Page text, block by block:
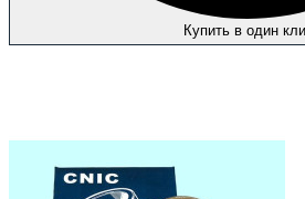
Купить в один